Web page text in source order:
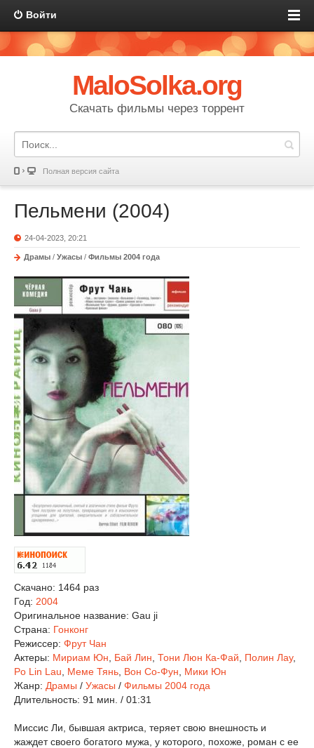
Войти
MaloSolka.org
Скачать фильмы через торрент
Полная версия сайта
Пельмени (2004)
24-04-2023, 20:21
Драмы / Ужасы / Фильмы 2004 года
Скачано: 1464 раз
Год: 2004
Оригинальное название: Gau ji
Страна: Гонконг
Режиссер: Фрут Чан
Актеры: Мириам Юн Бай Лин Тони Люн Ка-Фай Полин Лау,
Po Lin Lau
Меме Тянь Вон Со-Фун
Мики Юн
Жанр: Драмы / Ужасы / Фильмы 2004 года
Длительность: 91 мин. / 01:31
Миссис Ли, бывшая актриса, теряет свою внешность и
жаждет своего богатого мужа, у которого, похоже, роман с ее